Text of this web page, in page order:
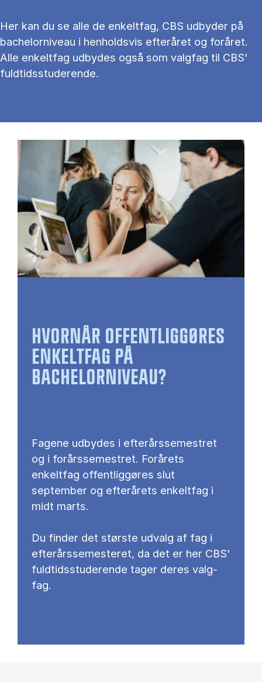
Her kan du se alle de enkeltfag, CBS udbyder på
bachelorniveau i henholdsvis efteråret og foråret.
Alle enkeltfag udbydes også som valgfag til CBS'
fuldtidsstuderende.
HVORNÅR OFFENTLIGGØRES
ENKELTFAG PÅ
BACHELORNIVEAU?
Fagene udbydes i efterårssemestret
og i forårssemestret. Forårets
enkeltfag offentliggøres slut
september og efterårets enkeltfag i
midt marts.
Du fin­der det stør­ste ud­valg af fag i
ef­ter­års­se­meste­ret, da det er her CBS'
fuld­tids­stu­de­ren­de ta­ger de­res valg­
fag.